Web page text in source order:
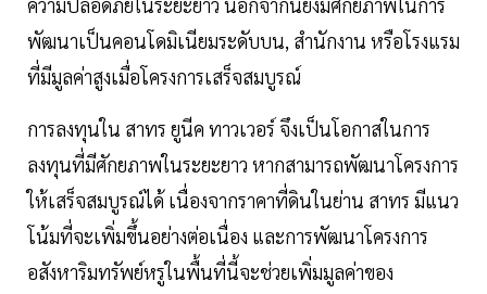
พัฒนาเป็นคอนโดมิเนียมระดับบน, สำนักงาน หรือโรงแรม
ที่มีมูลค่าสูงเมื่อโครงการเสร็จสมบูรณ์
การลงทุนใน สาทร ยูนีค ทาวเวอร์ จึงเป็นโอกาสในการ
ลงทุนที่มีศักยภาพในระยะยาว หากสามารถพัฒนาโครงการ
ให้เสร็จสมบูรณ์ได้ เนื่องจากราคาที่ดินในย่าน สาทร มีแนว
โน้มที่จะเพิ่มขึ้นอย่างต่อเนื่อง และการพัฒนาโครงการ
อสังหาริมทรัพย์หรูในพื้นที่นี้จะช่วยเพิ่มมูลค่าของ